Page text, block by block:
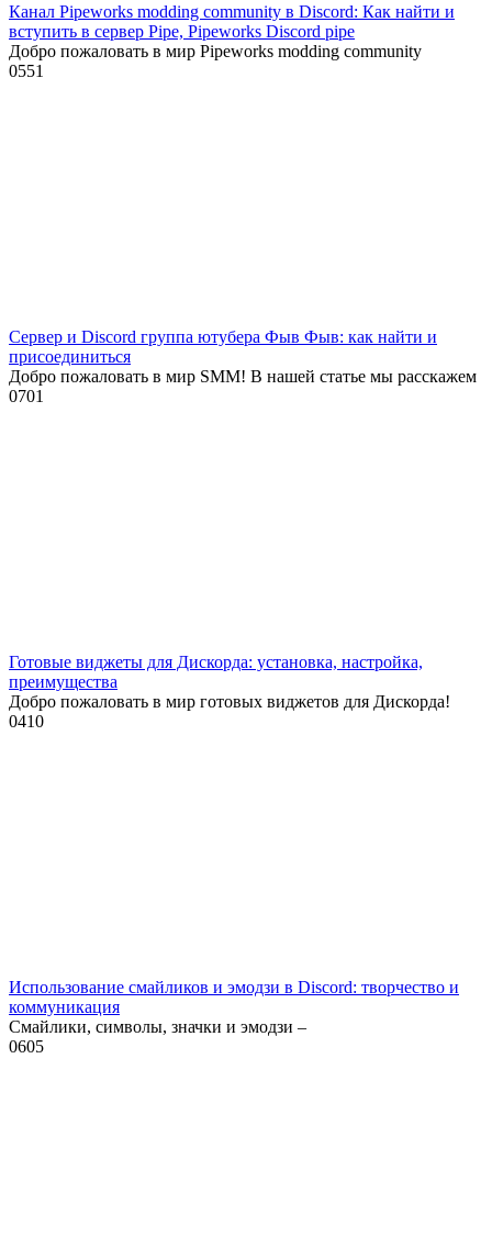
Канал Pipeworks modding community в Discord: Как найти и
вступить в сервер Pipe, Pipeworks Discord pipe
Добро пожаловать в мир Pipeworks modding community
0551
Сервер и Discord группа ютубера Фыв Фыв: как найти и
присоединиться
Добро пожаловать в мир SMM! В нашей статье мы расскажем
0701
Готовые виджеты для Дискорда: установка, настройка,
преимущества
Добро пожаловать в мир готовых виджетов для Дискорда!
0410
Использование смайликов и эмодзи в Discord: творчество и
коммуникация
Смайлики, символы, значки и эмодзи –
0605